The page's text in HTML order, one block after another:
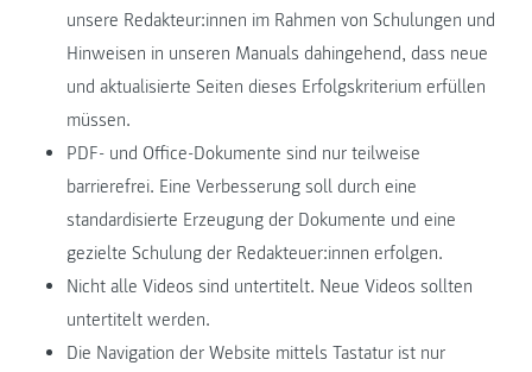
unsere Redakteur:innen im Rahmen von Schulungen und
Hinweisen in unseren Manuals dahingehend, dass neue
und aktualisierte Seiten dieses Erfolgskriterium erfüllen
müssen.
PDF- und Office-Dokumente sind nur teilweise
barrierefrei. Eine Verbesserung soll durch eine
standardisierte Erzeugung der Dokumente und eine
gezielte Schulung der Redakteuer:innen erfolgen.
Nicht alle Videos sind untertitelt. Neue Videos sollten
untertitelt werden.
Die Navigation der Website mittels Tastatur ist nur